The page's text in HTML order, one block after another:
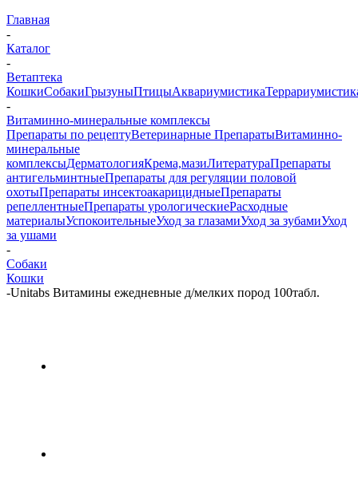
Главная
-
Каталог
-
Ветаптека
КошкиСобакиГрызуныПтицыАквариумистика
-
Витаминно-минеральные комплексы
Препараты по рецептуВетеринарные ПрепаратыВитаминно-
минеральные
комплексыДерматологияКрема,мазиЛитератураПрепараты
антигельминтныеПрепараты для регуляции половой
охотыПрепараты инсектоакарицидныеПрепараты
репеллентныеПрепараты урологическиеРасходные
материалыУспокоительныеУход за глазамиУход за зубамиУход
за ушами
-
Собаки
Кошки
-Unitabs Витамины ежедневные д/мелких пород 100табл.